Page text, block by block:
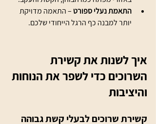
התאמת נעלי ספורט – התאמה מדויקת
יותר למבנה כף הרגל הייחודי שלכם.
איך לשנות את קשירת
השרוכים כדי לשפר את הנוחות
והיציבות
קשירת שרוכים לבעלי קשת גבוהה